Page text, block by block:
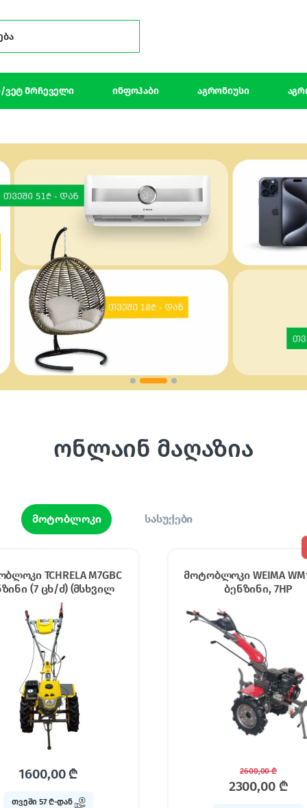
ვეტ მრჩეველი ინფოჰაბი აგრონიუსი
ონლაინ მაღაზია
მოტობლოკი სასუქები
WEIMA WM1100C
ბენზინი, 7HP
2300,00
2600,00₾
მოტობლოკი MINI
186-ED
2600,00 ₾
2900,00₾